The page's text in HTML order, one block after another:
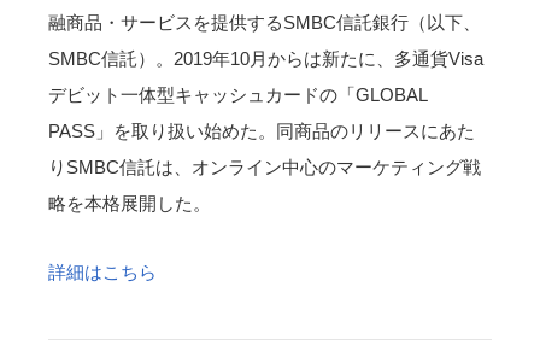
融商品・サービスを提供するSMBC信託銀行（以下、
SMBC信託）。2019年10月からは新たに、多通貨Visa
デビット一体型キャッシュカードの「GLOBAL
PASS」を取り扱い始めた。同商品のリリースにあた
りSMBC信託は、オンライン中心のマーケティング戦
略を本格展開した。
詳細はこちら